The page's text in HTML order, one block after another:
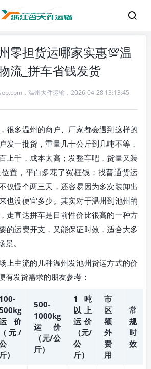
零担货运哪家实惠💯温
流_拼车省钱发货
， 温州大件运输 ， 2026-04-28 13:13:45
很多温州的商户、厂家都会遇到这样的
发一批货，重量几十公斤到几吨不等，
上千，成本太高；发整车吧，货量又装
置，平白多花了冤枉钱；找普通货运
仅慢个两三天，还容易因为多次装卸出
也没便宜多少。其实对于温州到池州的
走直达拼车是目前性价比很高的一种方
的运费开支，又能保证时效，适合大多
。
上主流的几种温州发池州货运方式的价
有发货需求的朋友参考：
100-
价
（元/
斤）
500-
1000kg
运价
（元/公
斤）
1吨
以上
运价
（元/
公
斤）
市
区
额
外
费
用
常
规
时
效